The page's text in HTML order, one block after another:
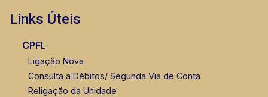
Links Úteis
CPFL
Ligação Nova
Consulta a Débitos/ Segunda Via de Conta
Religação da Unidade